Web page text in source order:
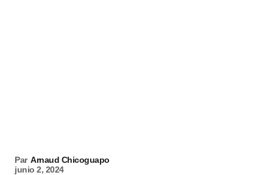
Par Arnaud Chicoguapo
junio 2, 2024